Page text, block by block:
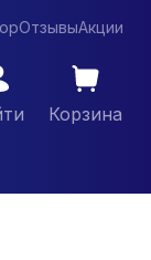
ОтзывыАкции
Корзина